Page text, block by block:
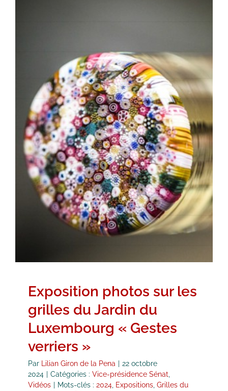
Exposition photos sur les grilles
du Jardin du Luxembourg
« Gestes verriers »
Vice-présidence Sénat Vidéos
Exposition photos sur les
grilles du Jardin du
Luxembourg « Gestes
verriers »
Par Lilian Giron de la Pena
22 octobre
2024
Catégories : Vice-présidence Sénat
Vidéos
Mots-clés : 2024 Expositions Grilles du